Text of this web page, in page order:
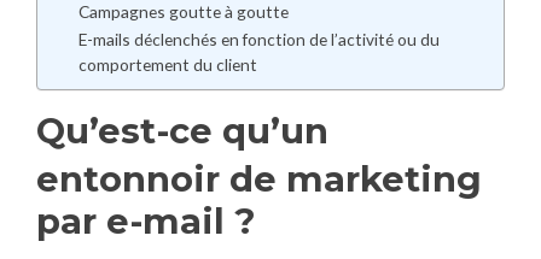
Campagnes goutte à goutte
E-mails déclenchés en fonction de l’activité ou du
comportement du client
Qu’est-ce qu’un
entonnoir de marketing
par e-mail ?